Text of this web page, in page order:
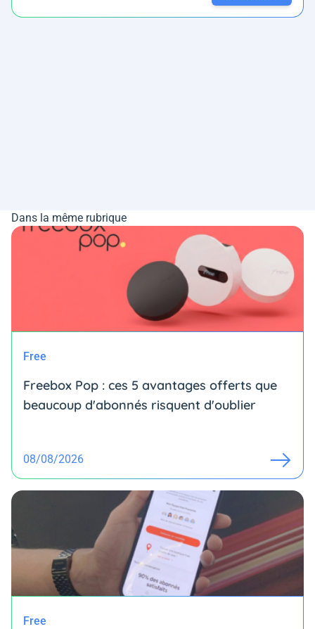
Dans la même rubrique
Free
Freebox Pop : ces 5 avantages offerts que
beaucoup d'abonnés risquent d'oublier
08/08/2026
Free